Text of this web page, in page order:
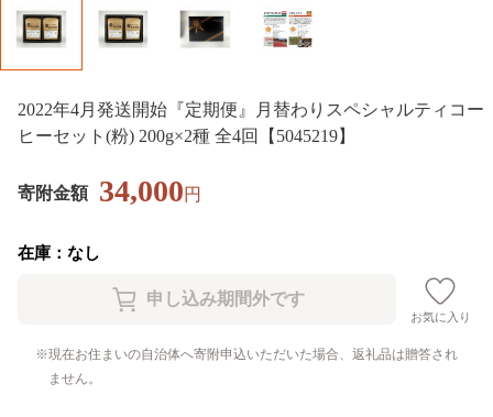
2022年4月発送開始『定期便』月替わりスペシャルティコー
ヒーセット(粉) 200g×2種 全4回【5045219】
寄附金額 34,000円
在庫：なし
お気に入り
現在お住まいの自治体へ寄附申込いただいた場合、返礼品は贈答され
ません。